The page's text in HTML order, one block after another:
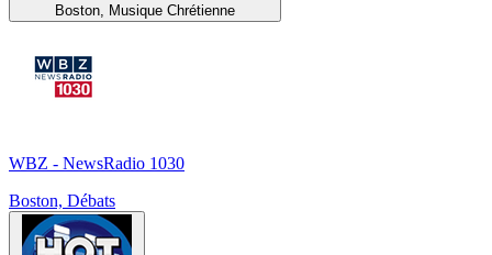
Boston, Musique Chrétienne
WBZ - NewsRadio 1030
Boston, Débats